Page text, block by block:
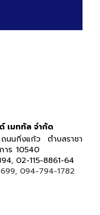
เมททัล จำกัด
นกิ่งแก้ว ตำบลราชา
รปราการ 10540
02-115-8861-64
094-794-1782